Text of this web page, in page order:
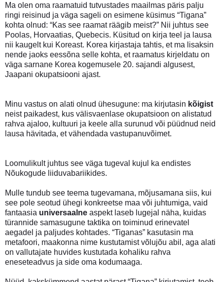
Ma olen oma raamatuid tutvustades maailmas päris palju
ringi reisinud ja väga sageli on esimene küsimus “Tigana”
kohta olnud: “Kas see raamat räägib meist?” Nii juhtus see
Poolas, Horvaatias, Quebecis. Küsitud on kirja teel ja lausa
nii kaugelt kui Koreast. Korea kirjastaja tahtis, et ma lisaksin
nende jaoks eessõna selle kohta, et raamatus kirjeldatu on
väga sarnane Korea kogemusele 20. sajandi algusest,
Jaapani okupatsiooni ajast.
Minu vastus on alati olnud ühesugune: ma kirjutasin kõigist
neist paikadest, kus välisvaenlase okupatsioon on alistatud
rahva ajaloo, kultuuri ja keele alla surunud või püüdnud neid
lausa hävitada, et vähendada vastupanuvõimet.
Loomulikult juhtus see väga tugeval kujul ka endistes
Nõukogude liiduvabariikides.
Mulle tundub see teema tugevamana, mõjusamana siis, kui
see pole seotud ühegi konkreetse maa või juhtumiga, vaid
fantaasia universaalne aspekt laseb lugejal näha, kuidas
türannide samasugune taktika on toiminud erinevatel
aegadel ja paljudes kohtades. “Tiganas” kasutasin ma
metafoori, maakonna nime kustutamist võlujõu abil, aga alati
on vallutajate huvides kustutada kohaliku rahva
eneseteadvus ja side oma kodumaaga.